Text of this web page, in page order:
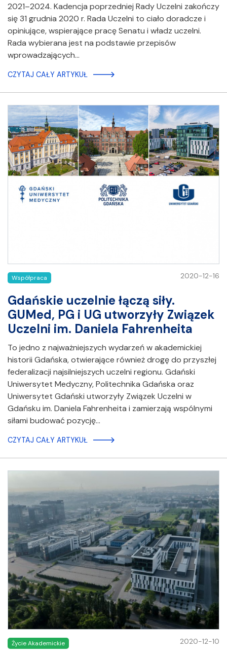
2021–2024. Kadencja poprzedniej Rady Uczelni zakończy
się 31 grudnia 2020 r. Rada Uczelni to ciało doradcze i
opiniujące, wspierające pracę Senatu i władz uczelni.
Rada wybierana jest na podstawie przepisów
wprowadzających…
CZYTAJ CAŁY ARTYKUŁ
Współpraca 2020-12-16
Gdańskie uczelnie łączą siły.
GUMed, PG i UG utworzyły Związek
Uczelni im. Daniela Fahrenheita
To jedno z najważniejszych wydarzeń w akademickiej
historii Gdańska, otwierające również drogę do przyszłej
federalizacji najsilniejszych uczelni regionu. Gdański
Uniwersytet Medyczny, Politechnika Gdańska oraz
Uniwersytet Gdański utworzyły Związek Uczelni w
Gdańsku im. Daniela Fahrenheita i zamierzają wspólnymi
siłami budować pozycję…
CZYTAJ CAŁY ARTYKUŁ
Życie Akademickie 2020-12-10